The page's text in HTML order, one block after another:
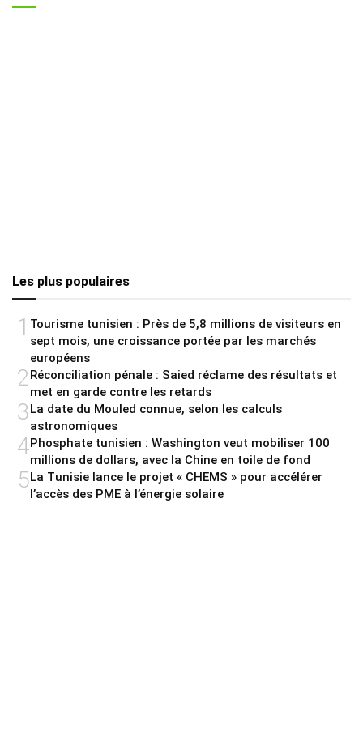
Les plus populaires
1 Tourisme tunisien : Près de 5,8 millions de visiteurs en
sept mois, une croissance portée par les marchés
européens
2 Réconciliation pénale : Saied réclame des résultats et
met en garde contre les retards
3 La date du Mouled connue, selon les calculs
astronomiques
4Phosphate tunisien : Washington veut mobiliser 100
millions de dollars, avec la Chine en toile de fond
5La Tunisie lance le projet « CHEMS » pour accélérer
l’accès des PME à l’énergie solaire